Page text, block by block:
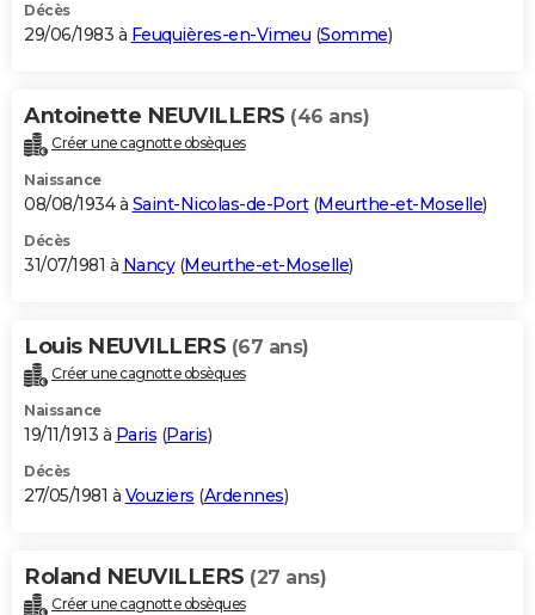
Décès
29/06/1983 à Feuquières-en-Vimeu (Somme)
Antoinette NEUVILLERS (46 ans)
Créer une cagnotte obsèques
Naissance
08/08/1934 à Saint-Nicolas-de-Port(Meurthe-et-Moselle)
Décès
31/07/1981 à Nancy(Meurthe-et-Moselle)
Louis NEUVILLERS (67 ans)
Créer une cagnotte obsèques
Naissance
19/11/1913 à Paris (Paris)
Décès
27/05/1981 à Vouziers (Ardennes)
Roland NEUVILLERS (27 ans)
Créer une cagnotte obsèques